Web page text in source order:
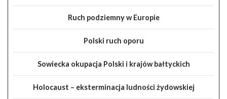
Ruch podziemny w Europie
Polski ruch oporu
Sowiecka okupacja Polski i krajów bałtyckich
Holocaust – eksterminacja ludności żydowskiej